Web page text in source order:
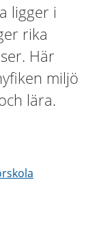
ligger i
rika
Här
miljö
lära.